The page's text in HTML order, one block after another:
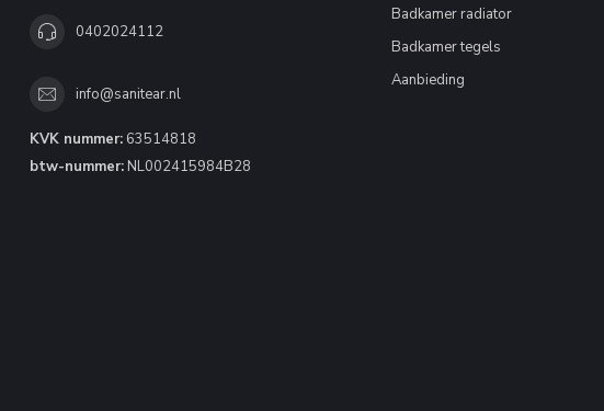
0402024112
info@sanitear.nl
KVK nummer: 63514818
btw-nummer: NL002415984B28
Badkamer radiator
Badkamer tegels
Aanbieding